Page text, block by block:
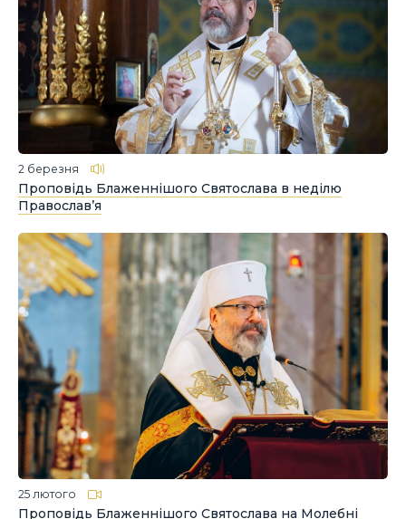
2 березня
Проповідь Блаженнішого Святослава в неділю
Православ’я
25 лютого
Проповідь Блаженнішого Святослава на Молебні